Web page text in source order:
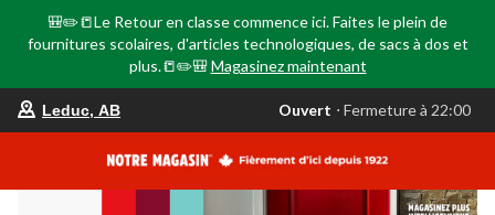
🎒✏️📒Le Retour en classe commence ici. Faites le plein de
fournitures scolaires, d'articles technologiques, de sacs à dos et
plus.📒✏️🎒 Magasinez maintenant
votre
est
AB,
Leduc, AB Ouvert ⋅ Fermeture à 22:00